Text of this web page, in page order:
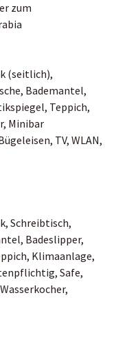
zum
(seitlich),
Bademantel,
Teppich,
Minibar
TV, WLAN,
Schreibtisch,
Badeslipper,
Klimaanlage,
Safe,